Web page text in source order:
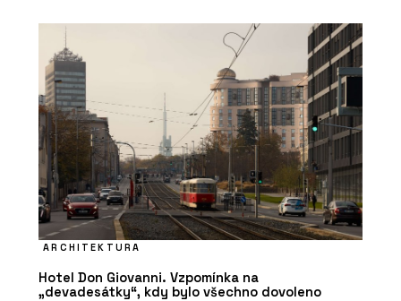
ARCHITEKTURA
Hotel Don Giovanni. Vzpomínka na
„devadesátky“, kdy bylo všechno dovoleno